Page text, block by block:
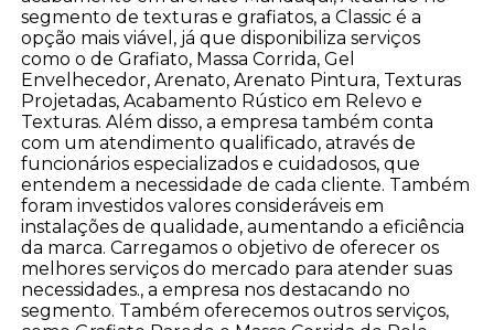
segmento de texturas e grafiatos, a Classic é a
opção mais viável, já que disponibiliza serviços
como o de Grafiato, Massa Corrida, Gel
Envelhecedor, Arenato, Arenato Pintura, Texturas
Projetadas, Acabamento Rústico em Relevo e
Texturas. Além disso, a empresa também conta
com um atendimento qualificado, através de
funcionários especializados e cuidadosos, que
entendem a necessidade de cada cliente. Também
foram investidos valores consideráveis em
instalações de qualidade, aumentando a eficiência
da marca. Carregamos o objetivo de oferecer os
melhores serviços do mercado para atender suas
necessidades., a empresa nos destacando no
segmento. Também oferecemos outros serviços,